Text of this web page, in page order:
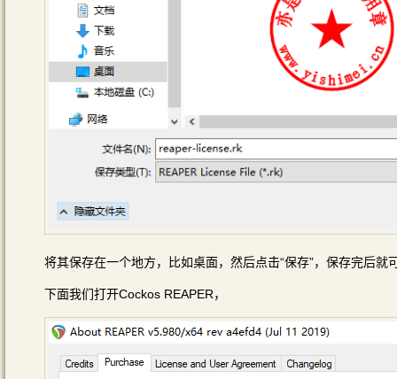
将其保存在一个地方，比如桌面，然后点击“保存”，保存完后就
下面我们打开Cockos REAPER，